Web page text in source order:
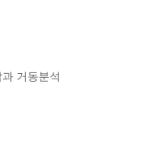
거동분석